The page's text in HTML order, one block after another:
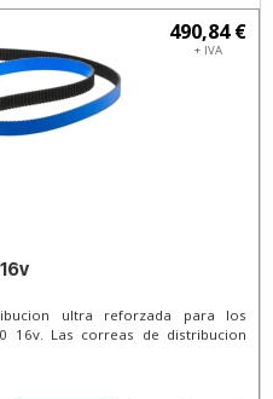
490,84 €
+ IVA
ultra reforzada para los
16v. Las correas de distribucion